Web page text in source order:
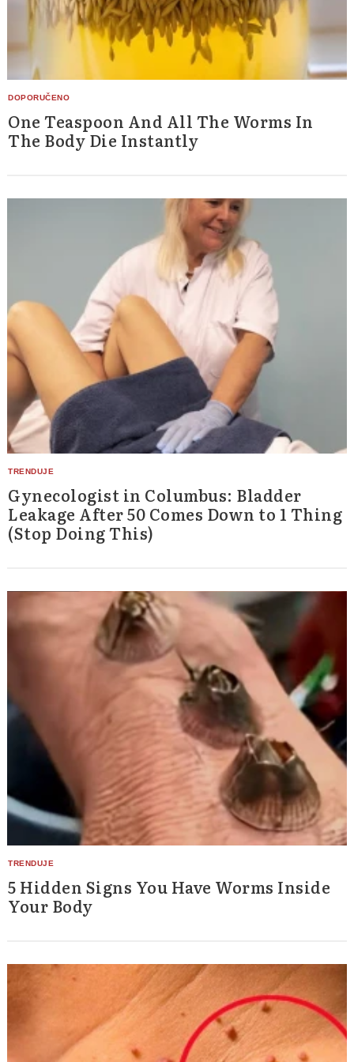
One Teaspoon And All The Worms In
The Body Die Instantly
Gynecologist in Columbus: Bladder
Leakage After 50 Comes Down to 1 Thing
(Stop Doing This)
5 Hidden Signs You Have Worms Inside
Your Body